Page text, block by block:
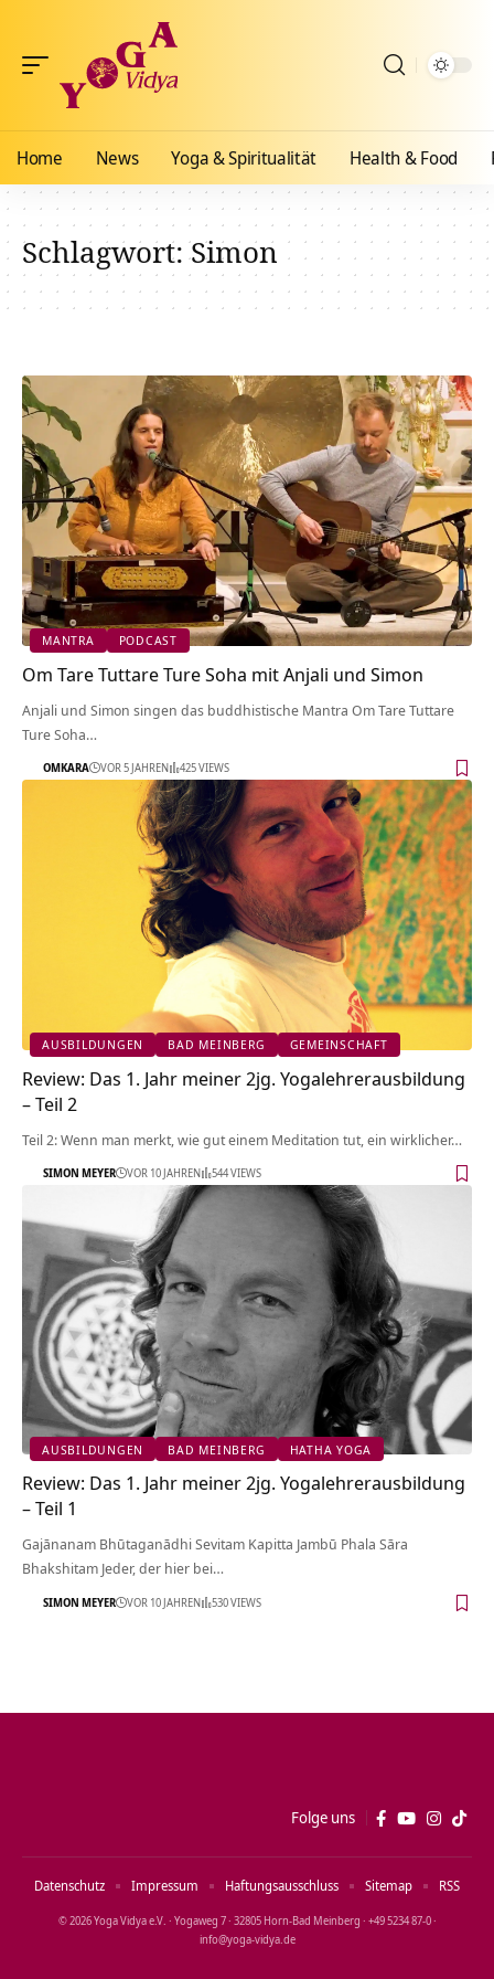
Home News Yoga & Spiritualität Health & Food
Schlagwort:Simon
MANTRA PODCAST
Om Tare Tuttare Ture Soha mit Anjali und Simon
Anjali und Simon singen das buddhistische Mantra Om Tare Tuttare
Ture Soha…
OMKARA VOR 5 JAHREN 425 VIEWS
AUSBILDUNGEN BAD MEINBERG GEMEINSCHAFT
Review: Das 1. Jahr meiner 2jg. Yogalehrerausbildung
– Teil 2
Teil 2: Wenn man merkt, wie gut einem Meditation tut, ein wirklicher…
SIMON MEYER VOR 10 JAHREN 544 VIEWS
AUSBILDUNGEN BAD MEINBERG HATHA YOGA
Review: Das 1. Jahr meiner 2jg. Yogalehrerausbildung
– Teil 1
Gajānanam Bhūtaganādhi Sevitam Kapitta Jambū Phala Sāra
Bhakshitam Jeder, der hier bei…
SIMON MEYER VOR 10 JAHREN 530 VIEWS
Folge uns
© 2026 Yoga Vidya e.V. · Yogaweg 7 · 32805 Horn‑Bad Meinberg · +49 5234 87‑0 ·
info@yoga‑vidya.de
Datenschutz Impressum Haftungsausschluss Sitemap RSS